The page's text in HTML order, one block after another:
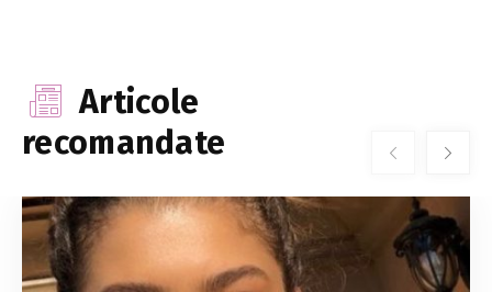
Articole
recomandate